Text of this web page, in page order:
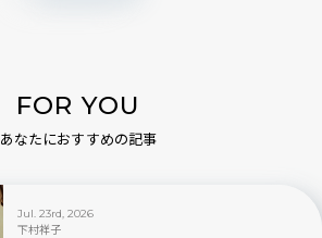
FOR YOU
あなたにおすすめの記事
Jul. 23rd, 2026
下村祥子